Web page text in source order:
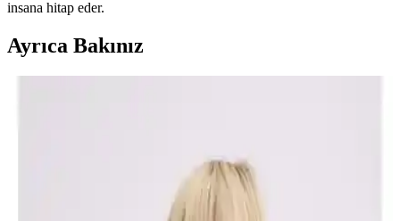
insana hitap eder.
Ayrıca Bakınız
malzeme, sıcak tutma, tasarım ve kullanıcı yorumlarıyla detaylı